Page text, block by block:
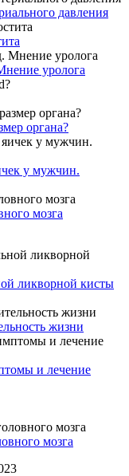
давления
уролога
органа?
у мужчин.
мозга
ликворной кисты
жизни
и лечение
мозга